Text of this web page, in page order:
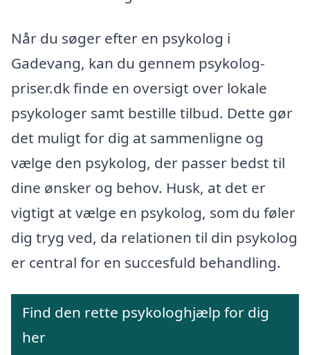
Når du søger efter en psykolog i
Gadevang, kan du gennem psykolog-
priser.dk finde en oversigt over lokale
psykologer samt bestille tilbud. Dette gør
det muligt for dig at sammenligne og
vælge den psykolog, der passer bedst til
dine ønsker og behov. Husk, at det er
vigtigt at vælge en psykolog, som du føler
dig tryg ved, da relationen til din psykolog
er central for en succesfuld behandling.
Find den rette psykologhjælp for dig
her